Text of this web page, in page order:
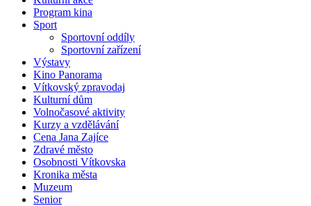
Program kina
Sport
Sportovní oddíly
Sportovní zařízení
Výstavy
Kino Panorama
Vítkovský zpravodaj
Kulturní dům
Volnočasové aktivity
Kurzy a vzdělávání
Cena Jana Zajíce
Zdravé město
Osobnosti Vítkovska
Kronika města
Muzeum
Senior